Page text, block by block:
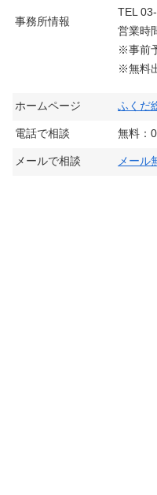
事務所情報
TEL
営業時
※事前
※無料
ホームページ ふくだ
電話で相談 無料：
メールで相談 メール